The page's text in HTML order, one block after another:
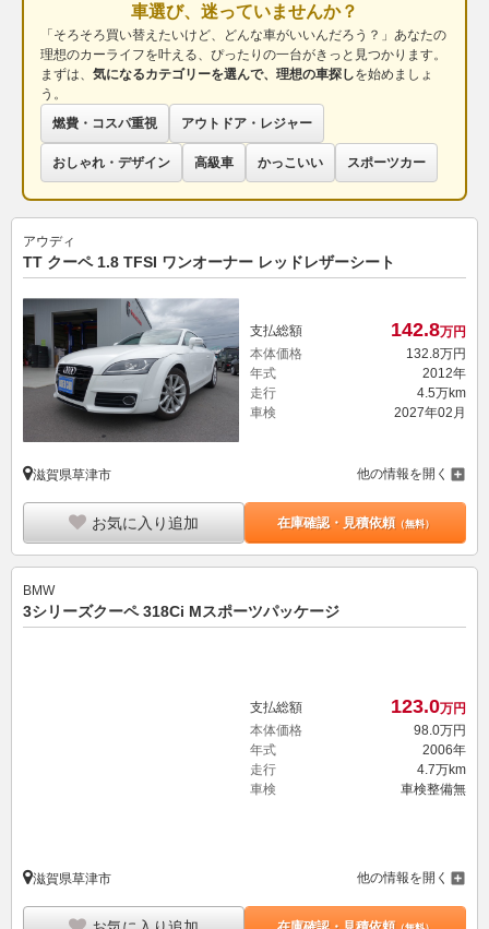
車選び、迷っていませんか？
「そろそろ買い替えたいけど、どんな車がいいんだろう？」あなたの
理想のカーライフを叶える、ぴったりの一台がきっと見つかります。
まずは、 気になるカテゴリーを選んで、理想の車探しを始めましょ
う。
燃費・コスパ重視
アウトドア・レジャー
おしゃれ・デザイン 高級車 かっこいい スポーツカー
アウディ
TT クーペ 1.8 TFSI ワンオーナー レッドレザーシート
支払総額 142.8万円
本体価格
132. 8万円
年式
2012年
走行
4.5万km
車検
2027年02月
滋賀県草津市 他の情報を開く
お気に入り追加 在庫確認・見積依頼（無料）
BMW
3シリーズクーペ 318Ci Mスポーツパッケージ
支払総額 123.0万円
本体価格
98.0万円
年式
2006年
走行
4.7万km
車検
車検整備無
滋賀県草津市 他の情報を開く